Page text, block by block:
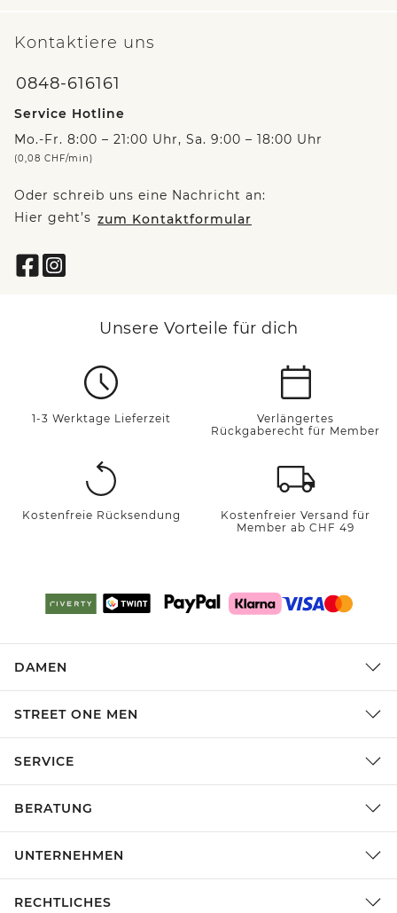
Kontaktiere uns
0848-616161
Service Hotline
Mo.-Fr. 8:00 – 21:00 Uhr, Sa. 9:00 – 18:00 Uhr
(0,08 CHF/min)
Oder schreib uns eine Nachricht an:
Hier geht’s zum Kontaktformular
Unsere Vorteile für dich
1-3 Werktage Lieferzeit
Verlängertes
Rückgaberecht für Member
Kostenfreie Rücksendung
Kostenfreier Versand für
Member ab CHF 49
DAMEN
STREET ONE MEN
SERVICE
BERATUNG
UNTERNEHMEN
RECHTLICHES